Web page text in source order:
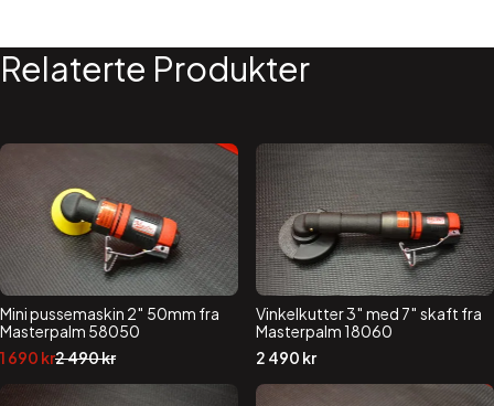
Relaterte Produkter
Mini pussemaskin 2″ 50mm fra
Masterpalm 58050
2 490kr
Opprinnelig
var:
1 690 kr
Nåværende
er:
Vinkelkutter 3″ med 7″ skaft fra
Masterpalm 18060
2 490 kr